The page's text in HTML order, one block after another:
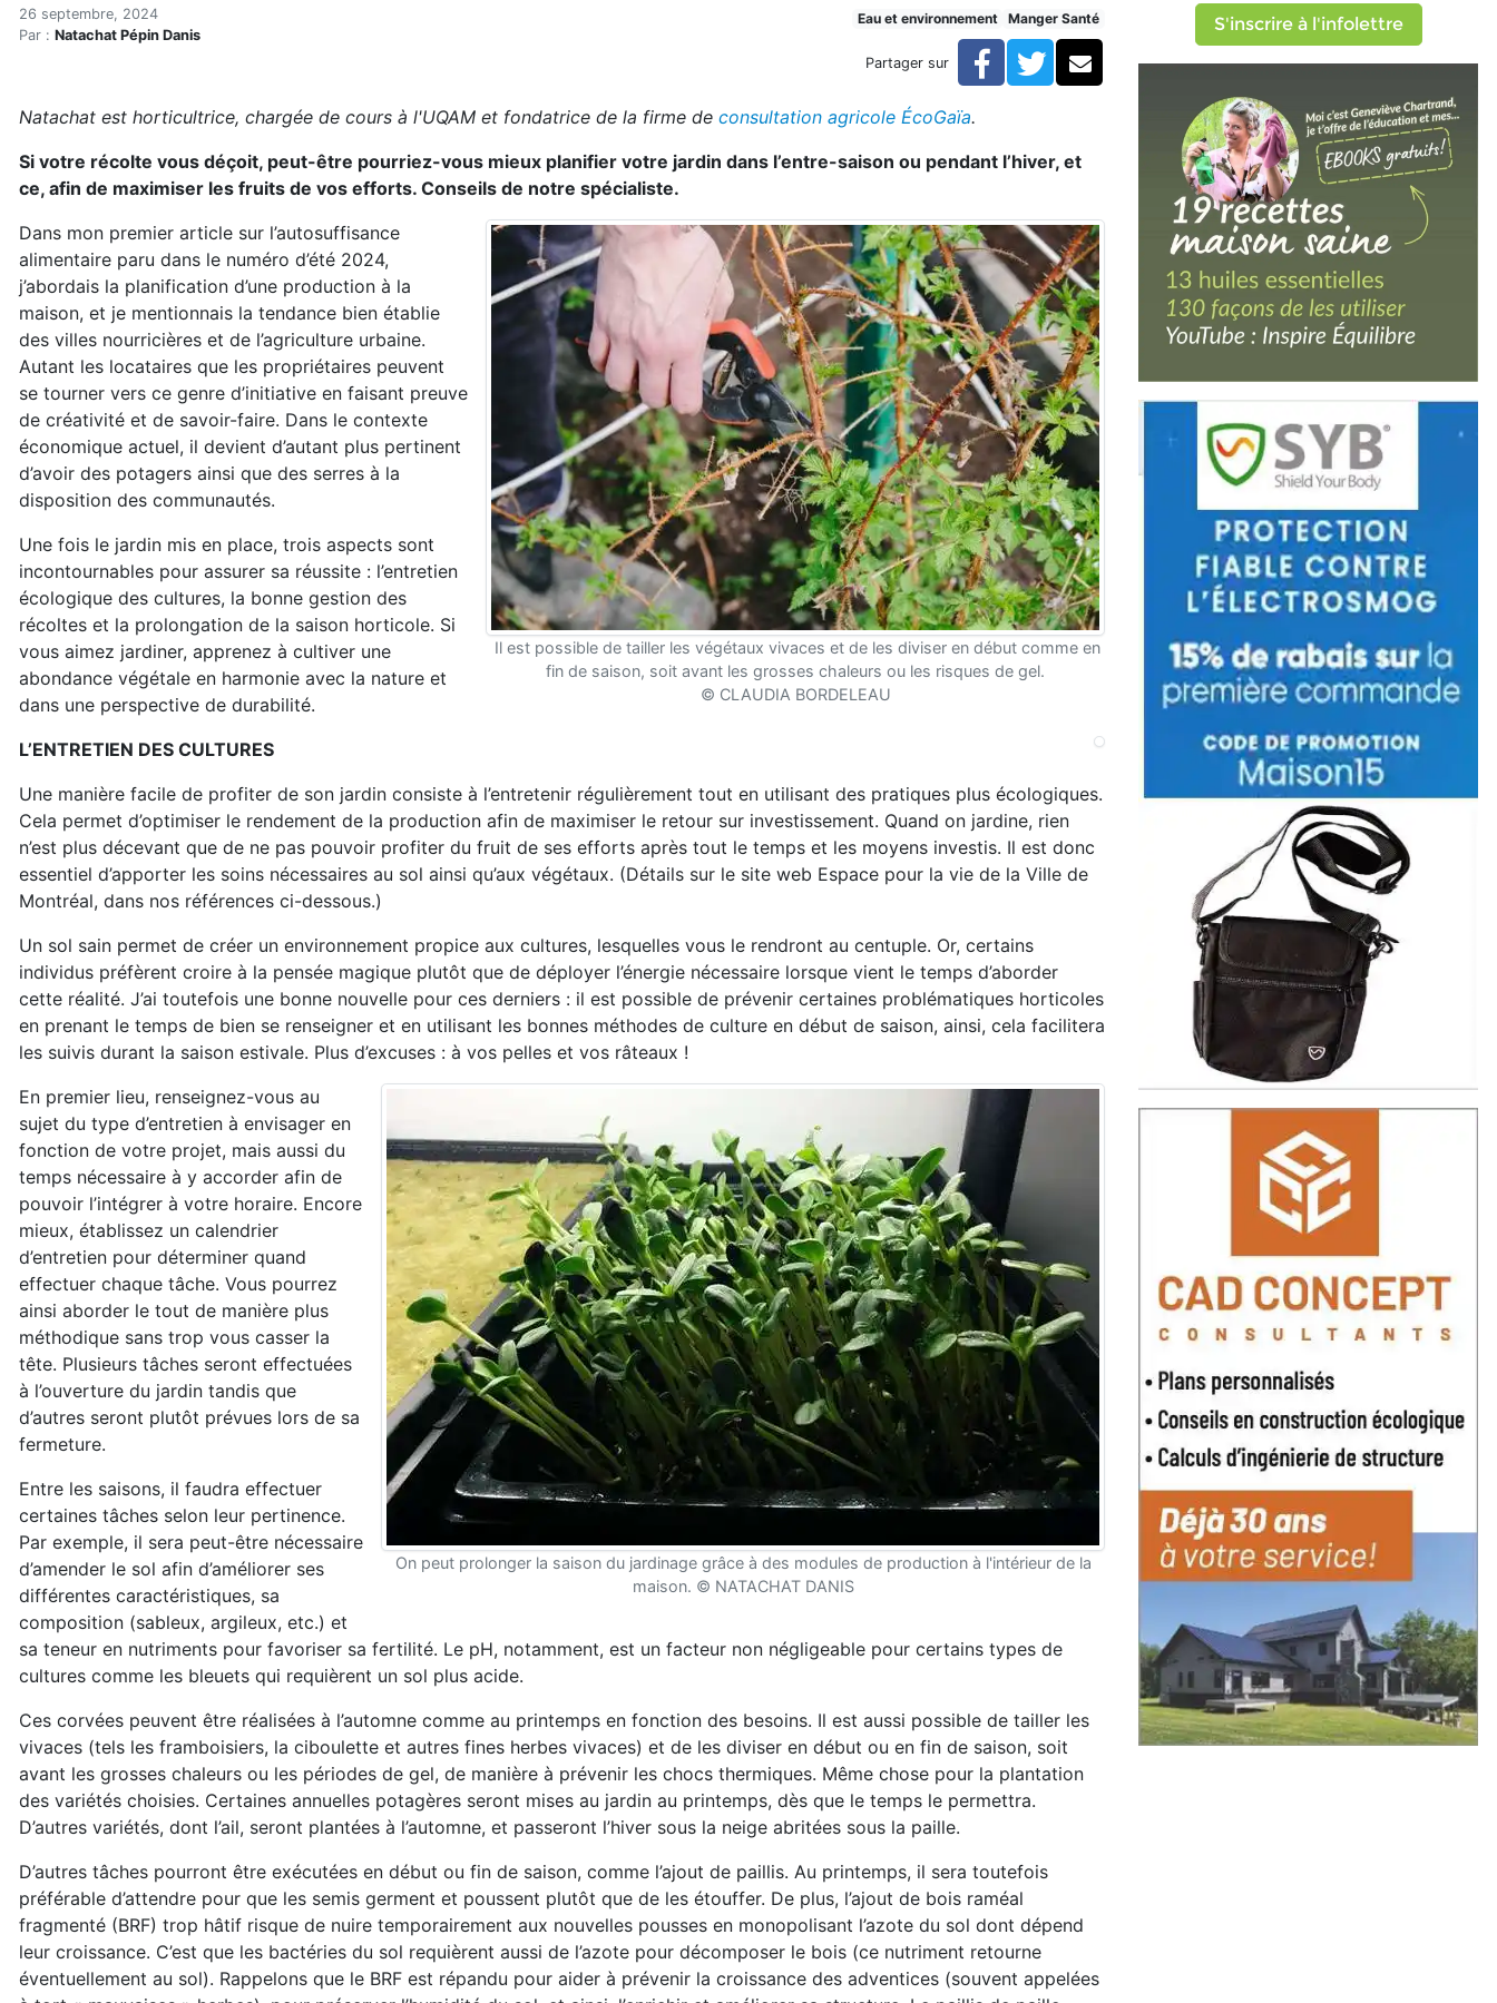
Accueil
Articles
L’abondance grâce à l’autonomie alimentaire
L’abondance grâce à l’autonomie alimentaire
26 septembre, 2024
Par : Natachat Pépin Danis
Eau et environnement Manger Santé
Partager sur Facebook
TwitterCourriel
Natachat est horticultrice, chargée de cours à l'UQAM et fondatrice de la firme de consultation agricole ÉcoGaïa.
Si votre récolte vous déçoit, peut-être pourriez-vous mieux planifier votre jardin dans l’entre-saison ou pendant l’hiver, et
ce, afin de maximiser les fruits de vos efforts. Conseils de notre spécialiste.
Il est possible de tailler les végétaux vivaces et de les diviser en début comme en
fin de saison, soit avant les grosses chaleurs ou les risques de gel.
© CLAUDIA BORDELEAU
Dans mon premier article sur l’autosuffisance
alimentaire paru dans le numéro d’été 2024,
j’abordais la planification d’une production à la
maison, et je mentionnais la tendance bien établie
des villes nourricières et de l’agriculture urbaine.
Autant les locataires que les propriétaires peuvent
se tourner vers ce genre d’initiative en faisant preuve
de créativité et de savoir-faire. Dans le contexte
économique actuel, il devient d’autant plus pertinent
d’avoir des potagers ainsi que des serres à la
disposition des communautés.
Une fois le jardin mis en place, trois aspects sont
incontournables pour assurer sa réussite : l’entretien
écologique des cultures, la bonne gestion des
récoltes et la prolongation de la saison horticole. Si
vous aimez jardiner, apprenez à cultiver une
abondance végétale en harmonie avec la nature et
dans une perspective de durabilité.
L’ENTRETIEN DES CULTURES
Une manière facile de profiter de son jardin consiste à l’entretenir régulièrement tout en utilisant des pratiques plus écologiques.
Cela permet d’optimiser le rendement de la production afin de maximiser le retour sur investissement. Quand on jardine, rien
n’est plus décevant que de ne pas pouvoir profiter du fruit de ses efforts après tout le temps et les moyens investis. Il est donc
essentiel d’apporter les soins nécessaires au sol ainsi qu’aux végétaux. (Détails sur le site web Espace pour la vie de la Ville de
Montréal, dans nos références ci-dessous.)
Un sol sain permet de créer un environnement propice aux cultures, lesquelles vous le rendront au centuple. Or, certains
individus préfèrent croire à la pensée magique plutôt que de déployer l’énergie nécessaire lorsque vient le temps d’aborder
cette réalité. J’ai toutefois une bonne nouvelle pour ces derniers : il est possible de prévenir certaines problématiques horticoles
en prenant le temps de bien se renseigner et en utilisant les bonnes méthodes de culture en début de saison, ainsi, cela facilitera
les suivis durant la saison estivale. Plus d’excuses : à vos pelles et vos râteaux !
On peut prolonger la saison du jardinage grâce à des modules de production à l'intérieur de la
maison. © NATACHAT DANIS
En premier lieu, renseignez-vous au
sujet du type d’entretien à envisager en
fonction de votre projet, mais aussi du
temps nécessaire à y accorder afin de
pouvoir l’intégrer à votre horaire. Encore
mieux, établissez un calendrier
d’entretien pour déterminer quand
effectuer chaque tâche. Vous pourrez
ainsi aborder le tout de manière plus
méthodique sans trop vous casser la
tête. Plusieurs tâches seront effectuées
à l’ouverture du jardin tandis que
d’autres seront plutôt prévues lors de sa
fermeture.
Entre les saisons, il faudra effectuer
certaines tâches selon leur pertinence.
Par exemple, il sera peut-être nécessaire
d’amender le sol afin d’améliorer ses
différentes caractéristiques, sa
composition (sableux, argileux, etc.) et
sa teneur en nutriments pour favoriser sa fertilité. Le pH, notamment, est un facteur non négligeable pour certains types de
cultures comme les bleuets qui requièrent un sol plus acide.
Ces corvées peuvent être réalisées à l’automne comme au printemps en fonction des besoins. Il est aussi possible de tailler les
vivaces (tels les framboisiers, la ciboulette et autres fines herbes vivaces) et de les diviser en début ou en fin de saison, soit
avant les grosses chaleurs ou les périodes de gel, de manière à prévenir les chocs thermiques. Même chose pour la plantation
des variétés choisies. Certaines annuelles potagères seront mises au jardin au printemps, dès que le temps le permettra.
D’autres variétés, dont l’ail, seront plantées à l’automne, et passeront l’hiver sous la neige abritées sous la paille.
D’autres tâches pourront être exécutées en début ou fin de saison, comme l’ajout de paillis. Au printemps, il sera toutefois
préférable d’attendre pour que les semis germent et poussent plutôt que de les étouffer. De plus, l’ajout de bois raméal
fragmenté (BRF) trop hâtif risque de nuire temporairement aux nouvelles pousses en monopolisant l’azote du sol dont dépend
leur croissance. C’est que les bactéries du sol requièrent aussi de l’azote pour décomposer le bois (ce nutriment retourne
éventuellement au sol). Rappelons que le BRF est répandu pour aider à prévenir la croissance des adventices (souvent appelées
S'inscrire à l'infolettre